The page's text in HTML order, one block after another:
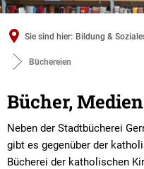
Sie sind hier: Bildung &
Büchereien
Büchereien
Bücher,
Neben der Stadtbücherei
gibt es gegenüber der
Bücherei der katholischen